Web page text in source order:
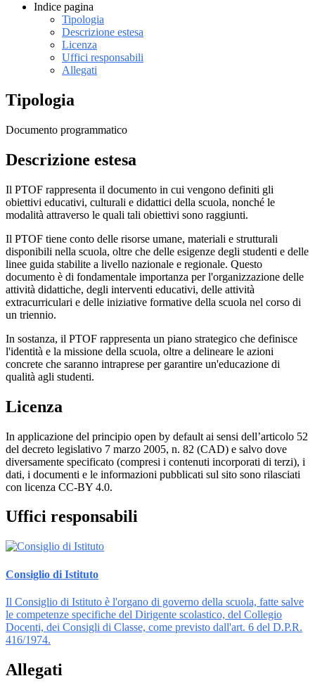
Indice pagina
Tipologia
Descrizione estesa
Licenza
Uffici responsabili
Allegati
Tipologia
Documento programmatico
Descrizione estesa
Il PTOF rappresenta il documento in cui vengono definiti gli
obiettivi educativi, culturali e didattici della scuola, nonché le
modalità attraverso le quali tali obiettivi sono raggiunti.
Il PTOF tiene conto delle risorse umane, materiali e strutturali
disponibili nella scuola, oltre che delle esigenze degli studenti e delle
linee guida stabilite a livello nazionale e regionale. Questo
documento è di fondamentale importanza per l'organizzazione delle
attività didattiche, degli interventi educativi, delle attività
extracurriculari e delle iniziative formative della scuola nel corso di
un triennio.
In sostanza, il PTOF rappresenta un piano strategico che definisce
l'identità e la missione della scuola, oltre a delineare le azioni
concrete che saranno intraprese per garantire un'educazione di
qualità agli studenti.
Licenza
In applicazione del principio open by default ai sensi dell’articolo 52
del decreto legislativo 7 marzo 2005, n. 82 (CAD) e salvo dove
diversamente specificato (compresi i contenuti incorporati di terzi), i
dati, i documenti e le informazioni pubblicati sul sito sono rilasciati
con licenza CC-BY 4.0.
Uffici responsabili
Consiglio di Istituto
Il Consiglio di Istituto è l'organo di governo della scuola, fatte salve
le competenze specifiche del Dirigente scolastico, del Collegio
Docenti, dei Consigli di Classe, come previsto dall'art. 6 del D.P.R.
416/1974.
Allegati